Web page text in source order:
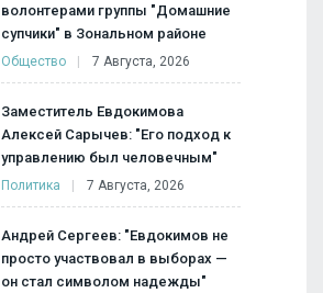
волонтерами группы "Домашние
супчики" в Зональном районе
Общество 7 Августа, 2026
Заместитель Евдокимова
Алексей Сарычев: "Его подход к
управлению был человечным"
Политика 7 Августа, 2026
Андрей Сергеев: "Евдокимов не
просто участвовал в выборах —
он стал символом надежды"